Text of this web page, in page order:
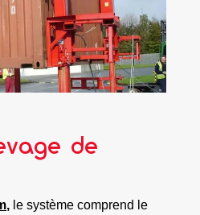
de
le système comprend le